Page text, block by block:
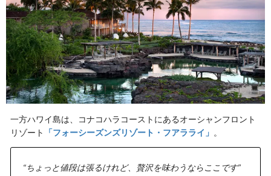
一方ハワイ島は、コナコハラコーストにあるオーシャンフロント
リゾート
「フォーシーズンズリゾート・フアラライ」 。
“ちょっと値段は張るけれど、贅沢を味わうならここです”